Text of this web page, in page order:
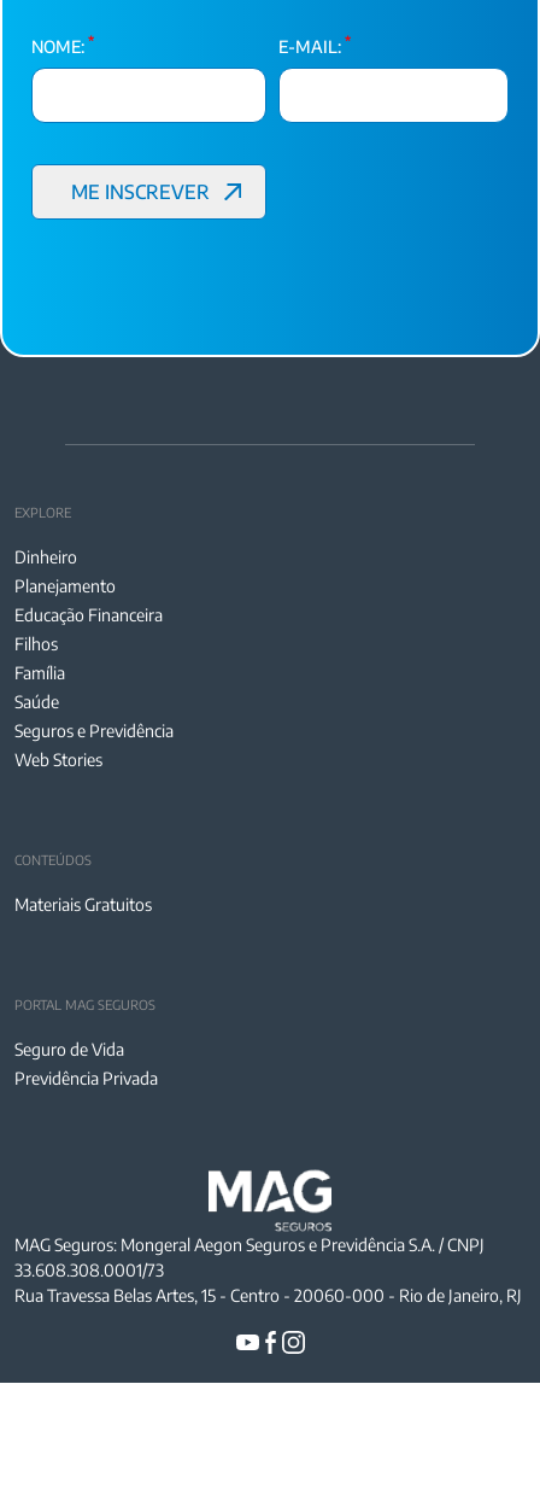
NOME: * E-MAIL: *
EXPLORE
Dinheiro
Planejamento
Educação Financeira
Filhos
Família
Saúde
Seguros e Previdência
Web Stories
CONTEÚDOS
Materiais Gratuitos
PORTAL MAG SEGUROS
Seguro de Vida
Previdência Privada
MAG Seguros: Mongeral Aegon Seguros e Previdência S.A. / CNPJ
33.608.308.0001/73
Rua Travessa Belas Artes, 15 - Centro - 20060-000 - Rio de Janeiro, RJ